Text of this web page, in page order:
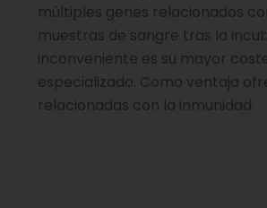
múltiples genes relacionados
muestras de sangre tras la
inconveniente es su mayor
especializado. Como ventaja
relacionadas con la inmunidad.